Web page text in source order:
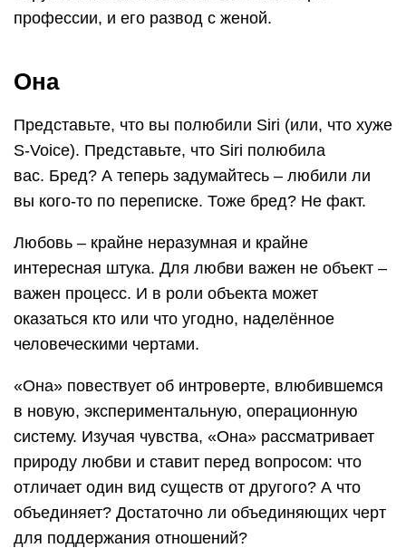
профессии, и его развод с женой.
Она
Представьте, что вы полюбили Siri (или, что хуже
S-Voice). Представьте, что Siri полюбила
вас. Бред? А теперь задумайтесь – любили ли
вы кого-то по переписке. Тоже бред? Не факт.
Любовь – крайне неразумная и крайне
интересная штука. Для любви важен не объект –
важен процесс. И в роли объекта может
оказаться кто или что угодно, наделённое
человеческими чертами.
«Она» повествует об интроверте, влюбившемся
в новую, экспериментальную, операционную
систему. Изучая чувства, «Она» рассматривает
природу любви и ставит перед вопросом: что
отличает один вид существ от другого? А что
объединяет? Достаточно ли объединяющих черт
для поддержания отношений?